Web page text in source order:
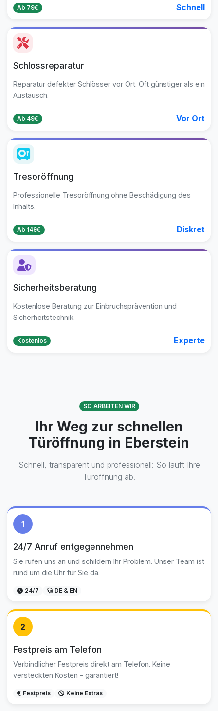
Ab 79€ Schnell
Schlossreparatur
Reparatur defekter Schlösser vor Ort. Oft günstiger als ein
Austausch.
Ab 49€ Vor Ort
Tresoröffnung
Professionelle Tresoröffnung ohne Beschädigung des
Inhalts.
Ab 149€ Diskret
Sicherheitsberatung
Kostenlose Beratung zur Einbruchsprävention und
Sicherheitstechnik.
Kostenlos Experte
SO ARBEITEN WIR
Ihr Weg zur schnellen
Türöffnung in Eberstein
Schnell, transparent und professionell: So läuft Ihre
Türöffnung ab.
1
24/7 Anruf entgegennehmen
Sie rufen uns an und schildern Ihr Problem. Unser Team ist
rund um die Uhr für Sie da.
24/7 DE & EN
2
Festpreis am Telefon
Verbindlicher Festpreis direkt am Telefon. Keine
versteckten Kosten - garantiert!
Festpreis Keine Extras